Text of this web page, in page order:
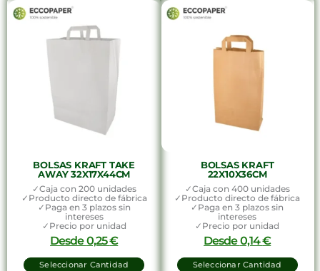
BOLSAS KRAFT TAKE
AWAY 32X17X44CM
✓Caja con 200 unidades
✓Producto directo de fábrica
✓Paga en 3 plazos sin
intereses
✓Precio por unidad
Desde0,25€
Seleccionar Cantidad
BOLSAS KRAFT
22X10X36CM
✓Caja con 400 unidades
✓Producto directo de fábrica
✓Paga en 3 plazos sin
intereses
✓Precio por unidad
Desde0,14€
Seleccionar Cantidad